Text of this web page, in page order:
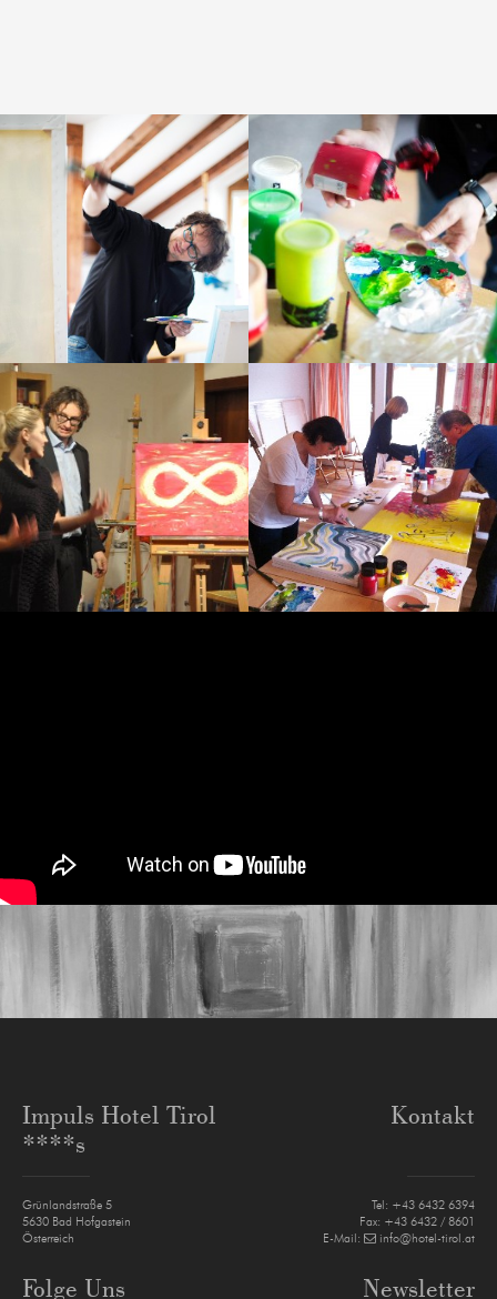
Impuls Hotel Tirol
****s
Grünlandstraße 5
5630 Bad Hofgastein
Österreich
Kontakt
Tel: +43 6432 6394
Fax: +43 6432 / 8601
E-Mail:
info@hotel-tirol.at
Folge Uns Newsletter